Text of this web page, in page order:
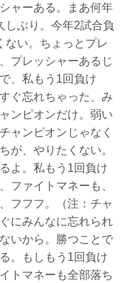
ャーある。まあ何年
しぶり。今年2試合負
ない。ちょっとプレ
プレッシャーあるじ
、私もう1回負け
ぐ忘れちゃった、み
ンピオンだけ。弱い
ャンピオンじゃなく
が、やりたくない。
よ。私もう1回負け
ファイトマネーも、
フフフ。（注：チャ
にみんなに忘れられ
いから。勝つことで
。もしもう1回負け
トマネーも全部落ち